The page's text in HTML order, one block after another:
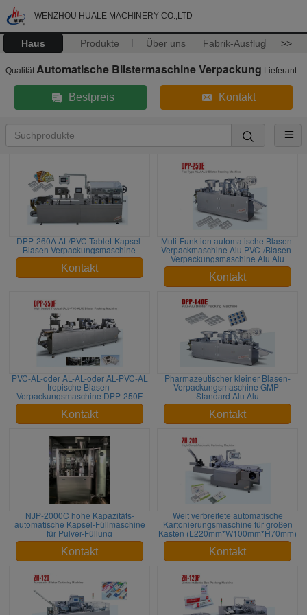
WENZHOU HUALE MACHINERY CO.,LTD
Haus Produkte Über uns Fabrik-Ausflug >>
Qualität Automatische Blistermaschine Verpackung Lieferant
Bestpreis Kontakt
DPP-260A AL/PVC Tablet-Kapsel-
Blasen-Verpackungsmaschine
Kontakt
Muti-Funktion automatische Blasen-
Verpackmaschine Alu PVC-/Blasen-
Verpackungsmaschine Alu Alu
Kontakt
PVC-AL-oder AL-AL-oder AL-PVC-AL
tropische Blasen-
Verpackungsmaschine DPP-250F
Kontakt
Pharmazeutischer kleiner Blasen-
Verpackungsmaschine GMP-
Standard Alu Alu
Kontakt
NJP-2000C hohe Kapazitäts-
automatische Kapsel-Füllmaschine
für Pulver-Füllung
Kontakt
Weit verbreitete automatische
Kartonierungsmaschine für großen
Kasten (L220mm*W100mm*H70mm)
Kontakt